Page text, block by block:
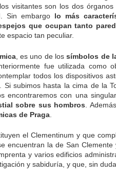
visitantes son los dos
Sin embargo lo más
que ocupan tanto
espacio tan peculiar.
, es uno de lossímbolos de
fue utilizada como
todos los dispositivos
Si subimos hasta la cima de la
encontraremos con una
sobre sus hombros .
de Praga
el Clementinum y que
encuentran la de San Clemente
y varios edificios
y sabiduría, y que, sin